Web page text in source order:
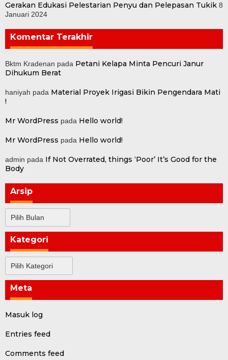
Gerakan Edukasi Pelestarian Penyu dan Pelepasan Tukik 8
Januari 2024
Komentar Terakhir
Bktm Kradenan pada Petani Kelapa Minta Pencuri Janur
Dihukum Berat
haniyah pada Material Proyek Irigasi Bikin Pengendara Mati
!
Mr WordPress pada Hello world!
Mr WordPress pada Hello world!
admin pada If Not Overrated, things ‘Poor’ It’s Good for the
Body
Arsip
Kategori
Meta
Masuk log
Entries feed
Comments feed